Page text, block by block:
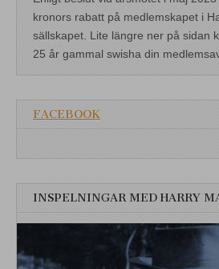
kronors rabatt på medlemskapet i
sällskapet. Lite längre ner på sidan
25 år gammal swisha din
FACEBOOK
INSPELNINGAR MED HARRY